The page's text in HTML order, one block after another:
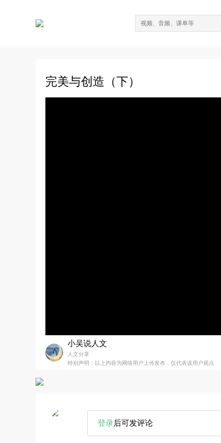
完美与创造（下）
小吴说人文
人文分享
特别声明：以上内容为网络用户上传发布，仅代表该用户观点
登录后可发评论